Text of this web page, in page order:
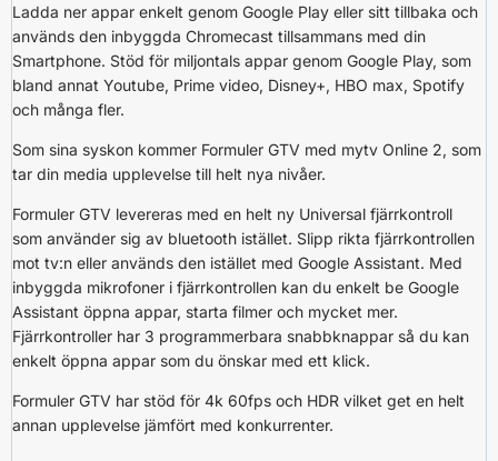
Ladda ner appar enkelt genom Google Play eller sitt tillbaka och
används den inbyggda Chromecast tillsammans med din
Smartphone. Stöd för miljontals appar genom Google Play, som
bland annat Youtube, Prime video, Disney+, HBO max, Spotify
och många fler.
Som sina syskon kommer Formuler GTV med mytv Online 2, som
tar din media upplevelse till helt nya nivåer.
Formuler GTV levereras med en helt ny Universal fjärrkontroll
som använder sig av bluetooth istället. Slipp rikta fjärrkontrollen
mot tv:n eller används den istället med Google Assistant. Med
inbyggda mikrofoner i fjärrkontrollen kan du enkelt be Google
Assistant öppna appar, starta filmer och mycket mer.
Fjärrkontroller har 3 programmerbara snabbknappar så du kan
enkelt öppna appar som du önskar med ett klick.
Formuler GTV har stöd för 4k 60fps och HDR vilket get en helt
annan upplevelse jämfört med konkurrenter.